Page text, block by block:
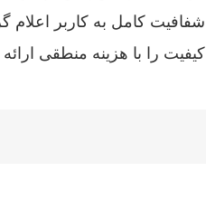
شفافیت کامل به کاربر اعلام
کیفیت را با هزینه منطقی